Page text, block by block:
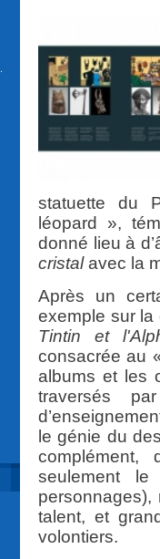
statuette du
léopard »,
donné lieu à
cristalavec la
Après un
exemple sur
Tintin et
consacrée au
albums et les
traversés
le génie du
complément,
seulement
personnages),
talent, et
volontiers.